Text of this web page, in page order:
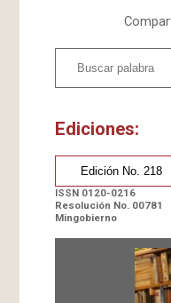
Ediciones:
ISSN 0120-0216
Resolución No. 00781
Mingobierno